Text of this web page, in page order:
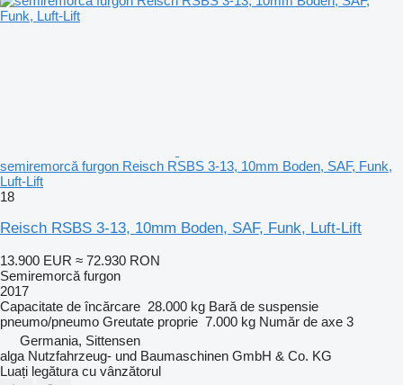
semiremorcă furgon Reisch RSBS 3-13, 10mm Boden, SAF, Funk,
Luft-Lift
18
Reisch RSBS 3-13, 10mm Boden, SAF, Funk, Luft-Lift
13.900 EUR ≈ 72.930 RON
Semiremorcă furgon
2017
Capacitate de încărcare 28.000 kg Bară de suspensie
pneumo/pneumo Greutate proprie 7.000 kg Număr de axe 3
Germania, Sittensen
alga Nutzfahrzeug- und Baumaschinen GmbH & Co. KG
Luați legătura cu vânzătorul